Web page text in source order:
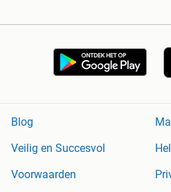
Blog
Veilig en Succesvol
Voorwaarden